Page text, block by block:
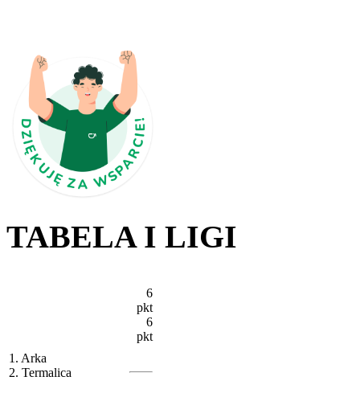
TABELA I LIGI
1. Arka
2. Termalica
6
pkt
6
pkt